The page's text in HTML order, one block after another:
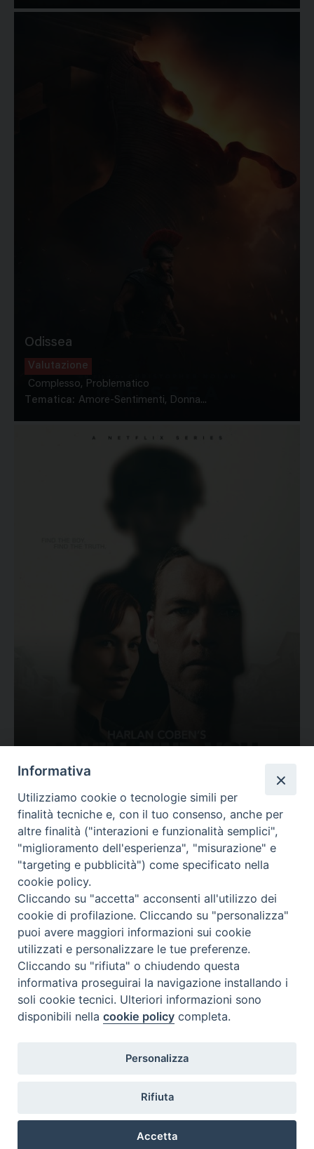
Odissea
Valutazione
Complesso, Problematico
Tematica: Amore-Sentimenti, Donna...
Valutazione
Complesso, Problematico
Tematica: Amore-Sentimenti, Carcere...
Contatti & Info
C.ne Aurelia, 50 – 00165 Roma
Contatti
Scrivi a: cnvf@chiesacattolica.it
Informativa
Utilizziamo cookie o tecnologie simili per
finalità tecniche e, con il tuo consenso, anche per
altre finalità ("interazioni e funzionalità semplici",
"miglioramento dell'esperienza", "misurazione" e
"targeting e pubblicità") come specificato nella
cookie policy.
Cliccando su "accetta" acconsenti all'utilizzo dei
cookie di profilazione. Cliccando su "personalizza"
puoi avere maggiori informazioni sui cookie
utilizzati e personalizzare le tue preferenze.
Cliccando su "rifiuta" o chiudendo questa
informativa proseguirai la navigazione installando i
soli cookie tecnici. Ulteriori informazioni sono
disponibili nellacookie policy completa.
Personalizza
Rifiuta
Accetta